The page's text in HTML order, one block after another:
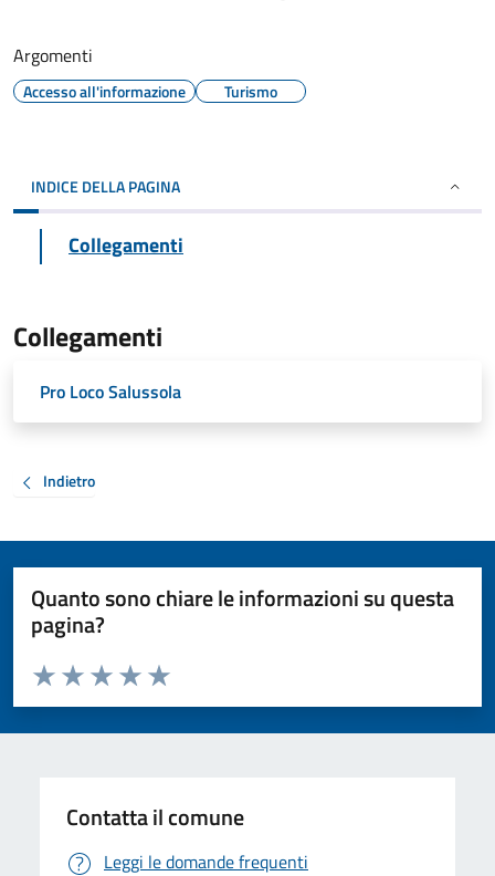
Argomenti
Accesso all'informazione Turismo
INDICE DELLA PAGINA
Collegamenti
Collegamenti
Pro Loco Salussola
Indietro
Quanto sono chiare le informazioni su questa
pagina?
Valuta da 1 a 5 stelle la pagina
Valuta 5 stelle su 5
Valuta 4 stelle su 5
Valuta 3 stelle su 5
Valuta 2 stelle su 5
Valuta 1 stelle su 5
Contatta il comune
Leggi le domande frequenti